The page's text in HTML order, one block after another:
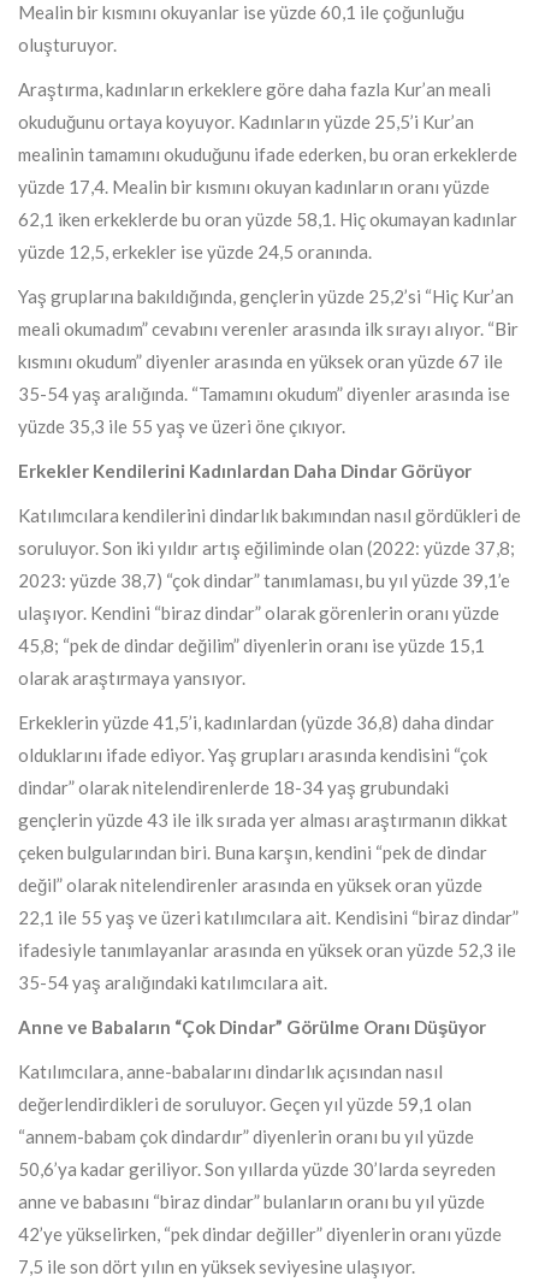
Mealin bir kısmını okuyanlar ise yüzde 60,1 ile çoğunluğu
oluşturuyor.
Araştırma, kadınların erkeklere göre daha fazla Kur’an meali
okuduğunu ortaya koyuyor. Kadınların yüzde 25,5’i Kur’an
mealinin tamamını okuduğunu ifade ederken, bu oran erkeklerde
yüzde 17,4. Mealin bir kısmını okuyan kadınların oranı yüzde
62,1 iken erkeklerde bu oran yüzde 58,1. Hiç okumayan kadınlar
yüzde 12,5, erkekler ise yüzde 24,5 oranında.
Yaş gruplarına bakıldığında, gençlerin yüzde 25,2’si “Hiç Kur’an
meali okumadım” cevabını verenler arasında ilk sırayı alıyor. “Bir
kısmını okudum” diyenler arasında en yüksek oran yüzde 67 ile
35-54 yaş aralığında. “Tamamını okudum” diyenler arasında ise
yüzde 35,3 ile 55 yaş ve üzeri öne çıkıyor.
Erkekler Kendilerini Kadınlardan Daha Dindar Görüyor
Katılımcılara kendilerini dindarlık bakımından nasıl gördükleri de
soruluyor. Son iki yıldır artış eğiliminde olan (2022: yüzde 37,8;
2023: yüzde 38,7) “çok dindar” tanımlaması, bu yıl yüzde 39,1’e
ulaşıyor. Kendini “biraz dindar” olarak görenlerin oranı yüzde
45,8; “pek de dindar değilim” diyenlerin oranı ise yüzde 15,1
olarak araştırmaya yansıyor.
Erkeklerin yüzde 41,5’i, kadınlardan (yüzde 36,8) daha dindar
olduklarını ifade ediyor. Yaş grupları arasında kendisini “çok
dindar” olarak nitelendirenlerde 18-34 yaş grubundaki
gençlerin yüzde 43 ile ilk sırada yer alması araştırmanın dikkat
çeken bulgularından biri. Buna karşın, kendini “pek de dindar
değil” olarak nitelendirenler arasında en yüksek oran yüzde
22,1 ile 55 yaş ve üzeri katılımcılara ait. Kendisini “biraz dindar”
ifadesiyle tanımlayanlar arasında en yüksek oran yüzde 52,3 ile
35-54 yaş aralığındaki katılımcılara ait.
Anne ve Babaların “Çok Dindar” Görülme Oranı Düşüyor
Katılımcılara, anne-babalarını dindarlık açısından nasıl
değerlendirdikleri de soruluyor. Geçen yıl yüzde 59,1 olan
“annem-babam çok dindardır” diyenlerin oranı bu yıl yüzde
50,6’ya kadar geriliyor. Son yıllarda yüzde 30’larda seyreden
anne ve babasını “biraz dindar” bulanların oranı bu yıl yüzde
42’ye yükselirken, “pek dindar değiller” diyenlerin oranı yüzde
7,5 ile son dört yılın en yüksek seviyesine ulaşıyor.